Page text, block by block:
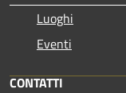
Luoghi
Eventi
CONTATTI